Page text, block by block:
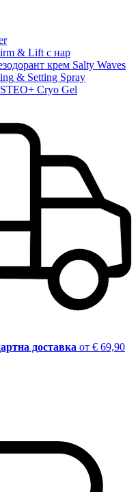
& Lift с нар
крем Salty Waves
& Setting Spray
Cryo Gel
доставка от € 69,90